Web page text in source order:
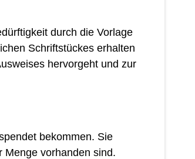
durch die Vorlage
Schriftstückes erhalten
hervorgeht und zur
bekommen. Sie
Menge vorhanden sind.